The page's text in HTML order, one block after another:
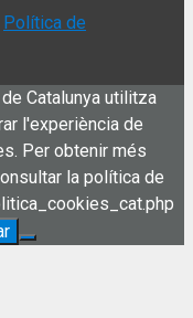
Política de
Catalunya utilitza
l'experiència de
Per obtenir més
la política de